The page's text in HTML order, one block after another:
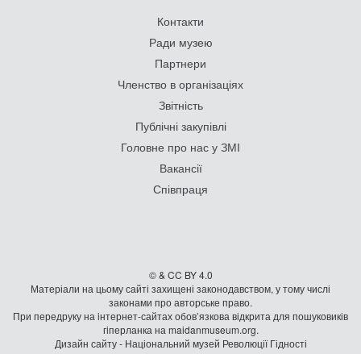
Контакти
Ради музею
Партнери
Членство в організаціях
Звітність
Публічні закупівлі
Головне про нас у ЗМІ
Вакансії
Співпраця
© & CC BY 4.0
Матеріали на цьому сайті захищені законодавством, у тому числі
законами про авторське право.
При передруку на iнтернет-сайтах обов’язкова відкрита для пошуковиків
гiперланка на maidanmuseum.org.
Дизайн сайту - Національний музей Революції Гідності